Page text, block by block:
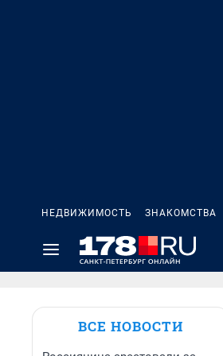
НЕДВИЖИМОСТЬ ЗНАКОМСТВА
ВСЕ НОВОСТИ